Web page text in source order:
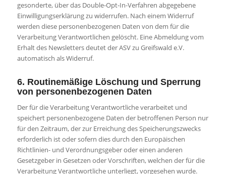
gesonderte, über das Double-Opt-In-Verfahren abgegebene
Einwilligungserklärung zu widerrufen. Nach einem Widerruf
werden diese personenbezogenen Daten von dem für die
Verarbeitung Verantwortlichen gelöscht. Eine Abmeldung vom
Erhalt des Newsletters deutet der ASV zu Greifswald e.V.
automatisch als Widerruf.
6. Routinemäßige Löschung und Sperrung
von personenbezogenen Daten
Der für die Verarbeitung Verantwortliche verarbeitet und
speichert personenbezogene Daten der betroffenen Person nur
für den Zeitraum, der zur Erreichung des Speicherungszwecks
erforderlich ist oder sofern dies durch den Europäischen
Richtlinien- und Verordnungsgeber oder einen anderen
Gesetzgeber in Gesetzen oder Vorschriften, welchen der für die
Verarbeitung Verantwortliche unterliegt, vorgesehen wurde.